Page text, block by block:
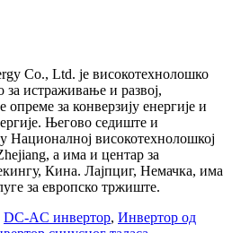
Co., Ltd. је високотехнолошко
за истраживање и развој,
за конверзију енергије и
Његово седиште и
Националној високотехнолошкој
а има и центар за
Кина. Лајпциг, Немачка, има
за европско тржиште.
DC-AC инвертор, Инвертор од